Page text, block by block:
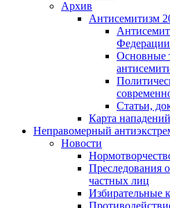
Архив
Антисемитизм
Федерации
Основные
Статьи,
Карта
Неправомерный
Новости
Преследования
частных лиц
Избирательные